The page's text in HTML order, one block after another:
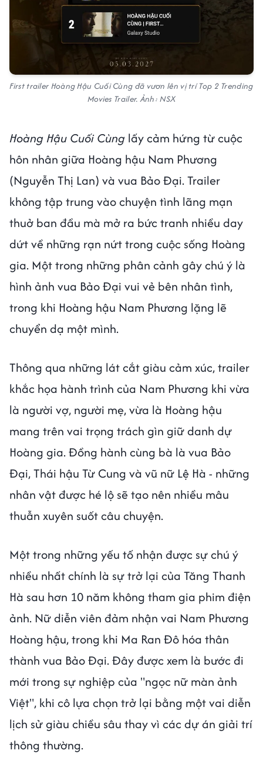
First trailer Hoàng Hậu Cuối Cùng đã vươn lên vị trí Top 2 Trending
Movies Trailer. Ảnh: NSX
Hoàng Hậu Cuối Cùng lấy cảm hứng từ cuộc
hôn nhân giữa Hoàng hậu Nam Phương
(Nguyễn Thị Lan) và vua Bảo Đại. Trailer
không tập trung vào chuyện tình lãng mạn
thuở ban đầu mà mở ra bức tranh nhiều day
dứt về những rạn nứt trong cuộc sống Hoàng
gia. Một trong những phân cảnh gây chú ý là
hình ảnh vua Bảo Đại vui vẻ bên nhân tình,
trong khi Hoàng hậu Nam Phương lặng lẽ
chuyển dạ một mình.
Thông qua những lát cắt giàu cảm xúc, trailer
khắc họa hành trình của Nam Phương khi vừa
là người vợ, người mẹ, vừa là Hoàng hậu
mang trên vai trọng trách gìn giữ danh dự
Hoàng gia. Đồng hành cùng bà là vua Bảo
Đại, Thái hậu Từ Cung và vũ nữ Lệ Hà - những
nhân vật được hé lộ sẽ tạo nên nhiều mâu
thuẫn xuyên suốt câu chuyện.
Một trong những yếu tố nhận được sự chú ý
nhiều nhất chính là sự trở lại của Tăng Thanh
Hà sau hơn 10 năm không tham gia phim điện
ảnh. Nữ diễn viên đảm nhận vai Nam Phương
Hoàng hậu, trong khi Ma Ran Đô hóa thân
thành vua Bảo Đại. Đây được xem là bước đi
mới trong sự nghiệp của "ngọc nữ màn ảnh
Việt", khi cô lựa chọn trở lại bằng một vai diễn
lịch sử giàu chiều sâu thay vì các dự án giải trí
thông thường.